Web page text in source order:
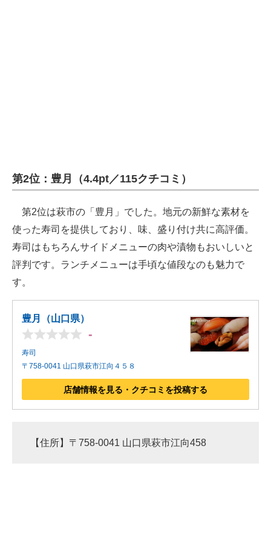
第2位：豊月（4.4pt／115クチコミ）
第2位は萩市の「豊月」でした。地元の新鮮な素材を
使った寿司を提供しており、味、盛り付け共に高評価。
寿司はもちろんサイドメニューの肉や漬物もおいしいと
評判です。ランチメニューは手頃な値段なのも魅力で
す。
豊月（山口県）
-
寿司
〒758-0041 山口県萩市江向４５８
店舗情報を見る・クチコミを投稿する
【住所】〒758-0041 山口県萩市江向458